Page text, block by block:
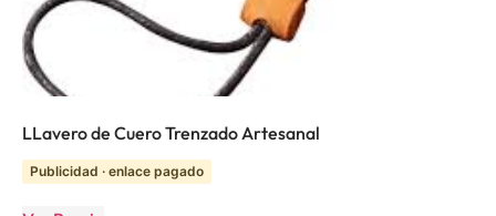
LLavero de Cuero Trenzado Artesanal
Publicidad · enlace pagado